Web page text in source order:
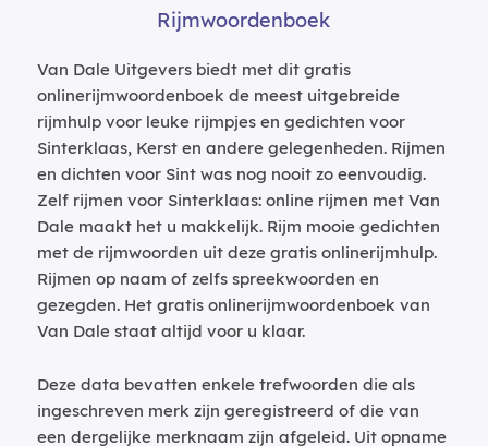
Rijmwoordenboek
Van Dale Uitgevers biedt met dit gratis
onlinerijmwoordenboek de meest uitgebreide
rijmhulp voor leuke rijmpjes en gedichten voor
Sinterklaas, Kerst en andere gelegenheden. Rijmen
en dichten voor Sint was nog nooit zo eenvoudig.
Zelf rijmen voor Sinterklaas: online rijmen met Van
Dale maakt het u makkelijk. Rijm mooie gedichten
met de rijmwoorden uit deze gratis onlinerijmhulp.
Rijmen op naam of zelfs spreekwoorden en
gezegden. Het gratis onlinerijmwoordenboek van
Van Dale staat altijd voor u klaar.
Deze data bevatten enkele trefwoorden die als
ingeschreven merk zijn geregistreerd of die van
een dergelijke merknaam zijn afgeleid. Uit opname